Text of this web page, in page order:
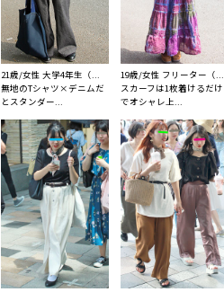
21歳/女性 大学4年生（...
無地のTシャツ×デニムだ
とスタンダー...
19歳/女性 フリーター（...
スカーフは1枚着けるだけ
でオシャレ上...